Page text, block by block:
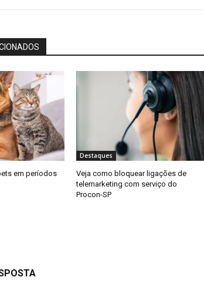
em períodos
Destaques
Veja como bloquear ligações de
telemarketing com serviço do
Procon-SP